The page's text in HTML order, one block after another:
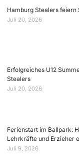
Hamburg Stealers feiern
Juli 20, 2026
Erfolgreiches U12
Stealers
Juli 20, 2026
Ferienstart im Ballpark:
Lehrkräfte und Erzieher
Juli 9, 2026